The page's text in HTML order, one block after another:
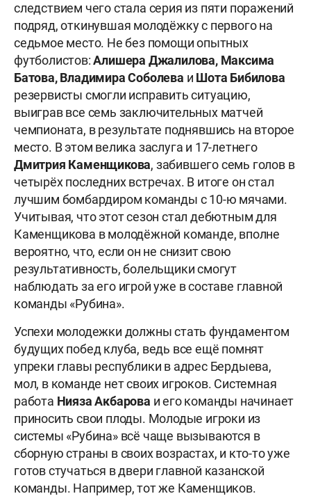
следствием чего стала серия из пяти поражений
подряд, откинувшая молодёжку с первого на
седьмое место. Не без помощи опытных
футболистов:Алишера Джалилова, Максима
Батова, Владимира Соболева и Шота Бибилова
резервисты смогли исправить ситуацию,
выиграв все семь заключительных матчей
чемпионата, в результате поднявшись на второе
место. В этом велика заслуга и 17-летнего
Дмитрия Каменщикова, забившего семь голов в
четырёх последних встречах. В итоге он стал
лучшим бомбардиром команды с 10-ю мячами.
Учитывая, что этот сезон стал дебютным для
Каменщикова в молодёжной команде, вполне
вероятно, что, если он не снизит свою
результативность, болельщики смогут
наблюдать за его игрой уже в составе главной
команды «Рубина».
Успехи молодежки должны стать фундаментом
будущих побед клуба, ведь все ещё помнят
упреки главы республики в адрес Бердыева,
мол, в команде нет своих игроков. Системная
работа Нияза Акбарова и его команды начинает
приносить свои плоды. Молодые игроки из
системы «Рубина» всё чаще вызываются в
сборную страны в своих возрастах, и кто-то уже
готов стучаться в двери главной казанской
команды. Например, тот же Каменщиков.